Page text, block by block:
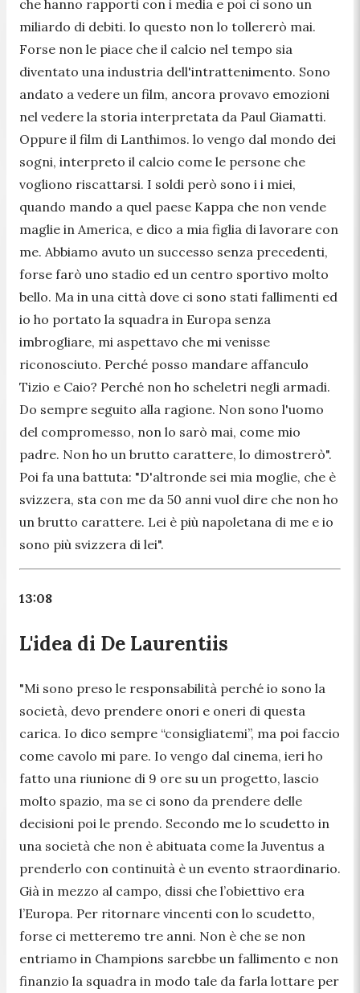
che hanno rapporti con i media e poi ci sono un
miliardo di debiti. lo questo non lo tollererò mai.
Forse non le piace che il calcio nel tempo sia
diventato una industria dell'intrattenimento. Sono
andato a vedere un film, ancora provavo emozioni
nel vedere la storia interpretata da Paul Giamatti.
Oppure il film di Lanthimos. lo vengo dal mondo dei
sogni, interpreto il calcio come le persone che
vogliono riscattarsi. I soldi però sono i i miei,
quando mando a quel paese Kappa che non vende
maglie in America, e dico a mia figlia di lavorare con
me. Abbiamo avuto un successo senza precedenti,
forse farò uno stadio ed un centro sportivo molto
bello. Ma in una città dove ci sono stati fallimenti ed
io ho portato la squadra in Europa senza
imbrogliare, mi aspettavo che mi venisse
riconosciuto. Perché posso mandare affanculo
Tizio e Caio? Perché non ho scheletri negli armadi.
Do sempre seguito alla ragione. Non sono l'uomo
del compromesso, non lo sarò mai, come mio
padre. Non ho un brutto carattere, lo dimostrerò".
Poi fa una battuta: "D'altronde sei mia moglie, che è
svizzera, sta con me da 50 anni vuol dire che non ho
un brutto carattere. Lei è più napoletana di me e io
sono più svizzera di lei".
13:08
L'idea di De Laurentiis
"Mi sono preso le responsabilità perché io sono la
società, devo prendere onori e oneri di questa
carica. Io dico sempre “consigliatemi”, ma poi faccio
come cavolo mi pare. Io vengo dal cinema, ieri ho
fatto una riunione di 9 ore su un progetto, lascio
molto spazio, ma se ci sono da prendere delle
decisioni poi le prendo. Secondo me lo scudetto in
una società che non è abituata come la Juventus a
prenderlo con continuità è un evento straordinario.
Già in mezzo al campo, dissi che l’obiettivo era
l’Europa. Per ritornare vincenti con lo scudetto,
forse ci metteremo tre anni. Non è che se non
entriamo in Champions sarebbe un fallimento e non
finanzio la squadra in modo tale da farla lottare per